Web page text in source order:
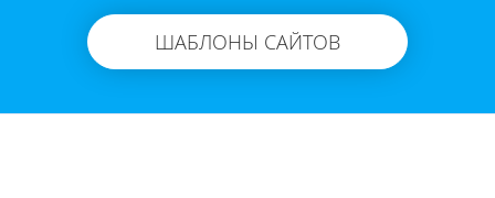
ШАБЛОНЫ САЙТОВ